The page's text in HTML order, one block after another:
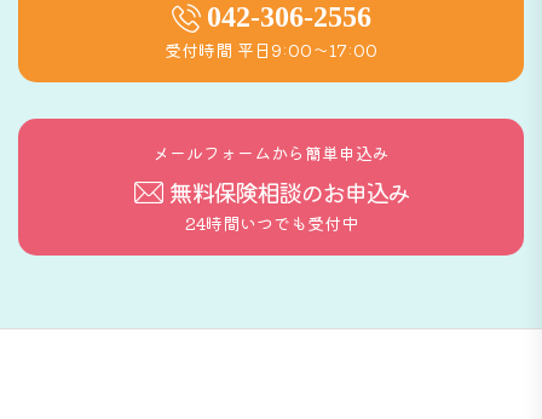
042-306-2556
受付時間 平日9:00〜17:00
メールフォームから簡単申込み
無料保険相談のお申込み
24時間いつでも受付中